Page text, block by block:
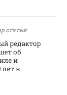
статьи
редактор
об
и
лет в